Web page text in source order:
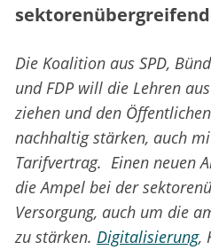
Die Koalition aus SPD,
und FDP will die Lehren
ziehen und den
nachhaltig stärken, auch
Tarifvertrag. Einen neuen
die Ampel bei der
Versorgung, auch um die
zu stärken. Digitalisierung,